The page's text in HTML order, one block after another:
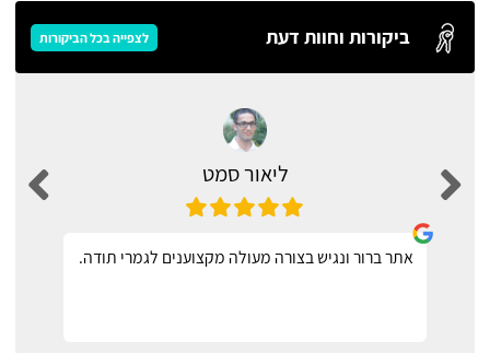
ביקורות וחוות דעת לצפייה בכל הביקורות
ליאור סמט
אתר ברור ונגיש בצורה מעולה מקצוענים לגמרי תודה.